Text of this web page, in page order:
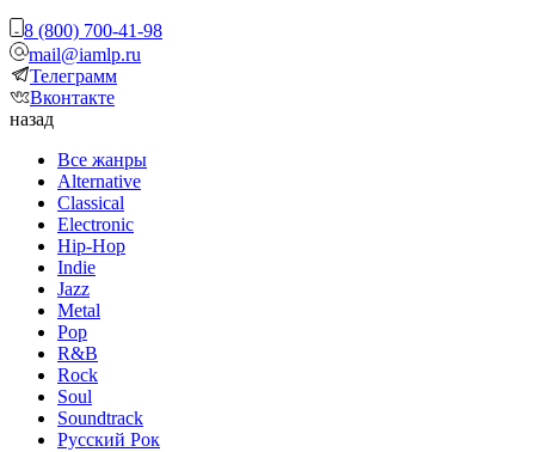
8 (800) 700-41-98
mail@iamlp.ru
Телеграмм
Вконтакте
назад
Все жанры
Alternative
Classical
Electronic
Hip-Hop
Indie
Jazz
Metal
Pop
R&B
Rock
Soul
Soundtrack
Русский Рок